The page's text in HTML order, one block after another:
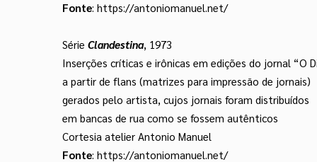
Fonte: https://antoniomanuel.net/
Série Clandestina, 1973
Inserções críticas e irônicas em edições do jornal “O
a partir de flans (matrizes para impressão de jornais)
gerados pelo artista, cujos jornais foram distribuídos
em bancas de rua como se fossem autênticos
Cortesia atelier Antonio Manuel
Fonte: https://antoniomanuel.net/